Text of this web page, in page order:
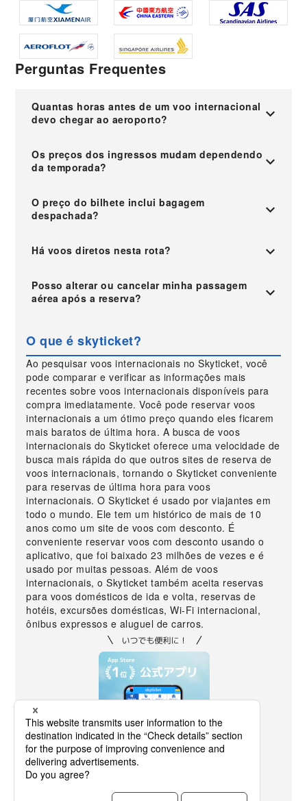
Perguntas Frequentes
Quantas horas antes de um voo internacional
devo chegar ao aeroporto?
Os preços dos ingressos mudam dependendo
da temporada?
O preço do bilhete inclui bagagem
despachada?
Há voos diretos nesta rota?
Posso alterar ou cancelar minha passagem
aérea após a reserva?
O que é skyticket?
Ao pesquisar voos internacionais no Skyticket, você
pode comparar e verificar as informações mais
recentes sobre voos internacionais disponíveis para
compra imediatamente. Você pode reservar voos
internacionais a um ótimo preço quando eles ficarem
mais baratos de última hora. A busca de voos
internacionais do Skyticket oferece uma velocidade de
busca mais rápida do que outros sites de reserva de
voos internacionais, tornando o Skyticket conveniente
para reservas de última hora para voos
internacionais. O Skyticket é usado por viajantes em
todo o mundo. Ele tem um histórico de mais de 10
anos como um site de voos com desconto. É
conveniente reservar voos com desconto usando o
aplicativo, que foi baixado 23 milhões de vezes e é
usado por muitas pessoas. Além de voos
internacionais, o Skyticket também aceita reservas
para voos domésticos de ida e volta, reservas de
hotéis, excursões domésticas, Wi-Fi internacional,
ônibus expressos e aluguel de carros.